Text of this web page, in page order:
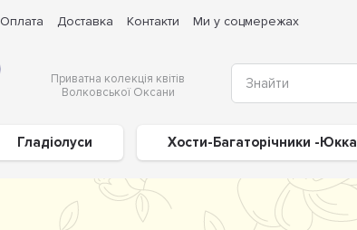
Оплата Доставка Контакти Ми у соцмережах
Приватна колекція квітів
Волковської Оксани
Гладіолуси Хости-Багаторічники -Юкка